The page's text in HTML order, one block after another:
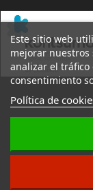
Este sitio web
mejorar nuestros
analizar el tráfico
consentimiento
Política de
DESARROLLO: